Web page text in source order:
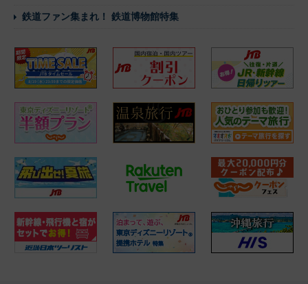
鉄道ファン集まれ！ 鉄道博物館特集